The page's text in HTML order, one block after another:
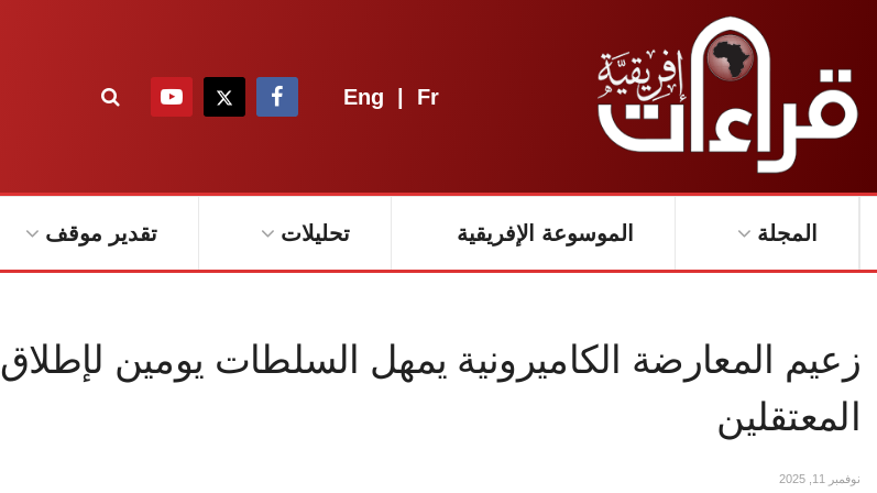
Eng | Fr
المجلة الموسوعة الإفريقية تحليلات تقدير موقف
زعيم المعارضة الكاميرونية يمهل السلطات يومين لإطلاق
المعتقلين
نوفمبر 11, 2025